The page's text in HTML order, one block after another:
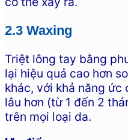
2.3 Waxing
Triệt lông tay bằng
lại hiệu quả cao hơn
khác, với khả năng ức
lâu hơn (từ 1 đến 2
trên mọi loại da.